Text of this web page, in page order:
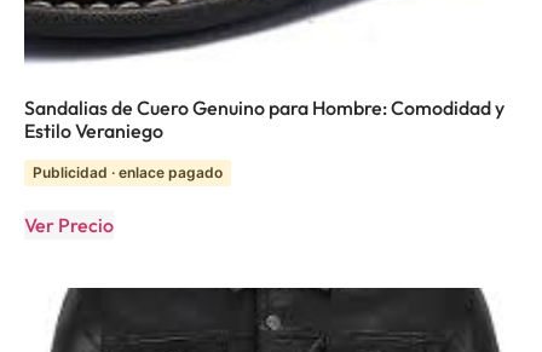
Sandalias de Cuero Genuino para Hombre: Comodidad y
Estilo Veraniego
Publicidad · enlace pagado
Ver Precio